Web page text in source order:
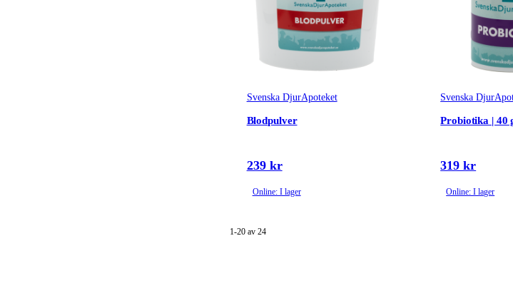
Svenska DjurApoteket
Blodpulver
239 kr
Online: I lager
Svenska
Probiotika | 40
319 kr
Online: I lager
1-20 av 24